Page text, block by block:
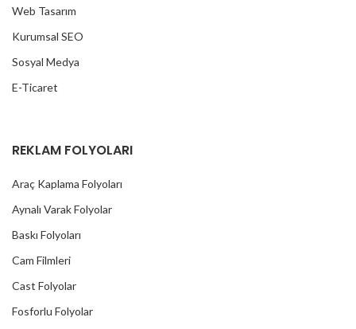
Web Tasarım
Kurumsal SEO
Sosyal Medya
E-Ticaret
REKLAM FOLYOLARI
Araç Kaplama Folyoları
Aynalı Varak Folyolar
Baskı Folyoları
Cam Filmleri
Cast Folyolar
Fosforlu Folyolar